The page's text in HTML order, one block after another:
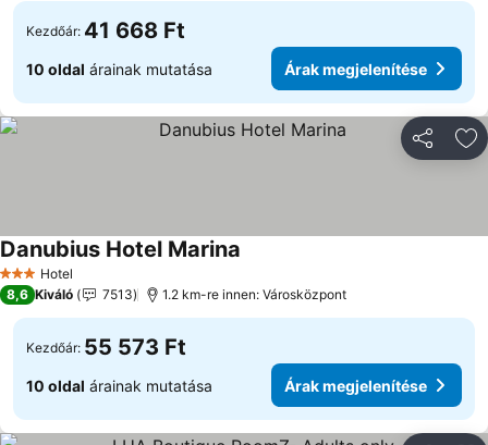
Kezdőár: 41 668 Ft
10 oldal árainak mutatása Árak megjelenítése
3 Kategória
Hotel
Danubius Hotel Marina
8,6 Kiváló 7513 1.2 km-re innen: Városközpont
Kezdőár: 55 573 Ft
10 oldal árainak mutatása Árak megjelenítése